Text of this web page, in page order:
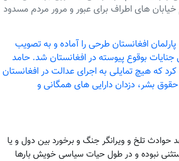
خيابان های اطراف برای عبور و مرور مردم مسدود
چند ماه بعد در تاريخ 3 جنوری سال 2007، پارلمان افغانستان طرحی را آماده و به تصويب
بوقوع پيوسته در افغانستان شد. حامد
که هيچ تمایلی به اجرای عدالت در افغانستان
بشر، دزدان دارایی های همگانی و
حوادث تلخ و ویرانگر جنگ و برخورد بین دول و یا
نبوده و در طول حیات سیاسی خویش بارها